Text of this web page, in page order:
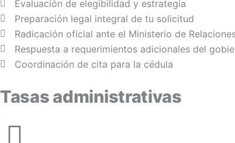
Evaluación de elegibilidad y estrategia
Preparación legal integral de tu solicitud
Radicación oficial ante el Ministerio de
Respuesta a requerimientos adicionales del
Coordinación de cita para la cédula
Tasas administrativas